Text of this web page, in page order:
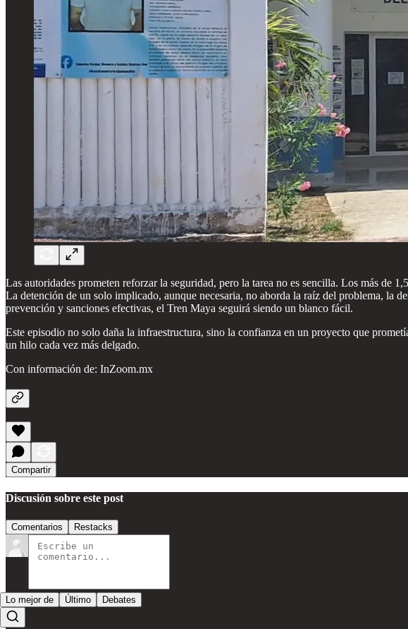
Las autoridades prometen reforzar la seguridad, pero la tarea no es sencilla. Los más de
La detención de un solo implicado, aunque necesaria, no aborda la raíz del problema, la
prevención y sanciones efectivas, el Tren Maya seguirá siendo un blanco fácil.
Este episodio no solo daña la infraestructura, sino la confianza en un proyecto que
un hilo cada vez más delgado.
Con información de: InZoom.mx
Compartir
Discusión sobre este post
Comentarios Restacks
Lo mejor de Último Debates